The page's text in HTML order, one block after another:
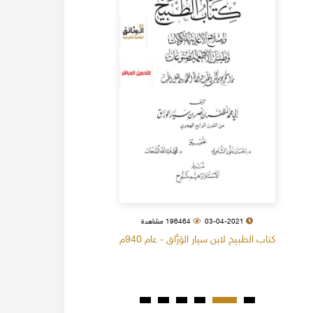
03-04-2021 196464 مشاهدة
كتاب الطبيخ لابن سيار الوَرَّاق - عام 940م